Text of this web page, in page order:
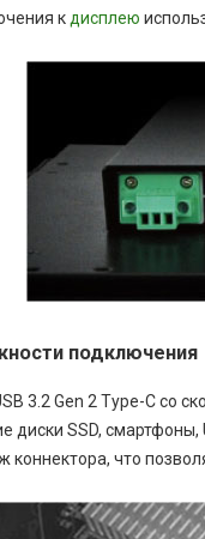
к дисплею
подключения
3.2 Gen 2 Type-C со
диски SSD,
коннектора, что